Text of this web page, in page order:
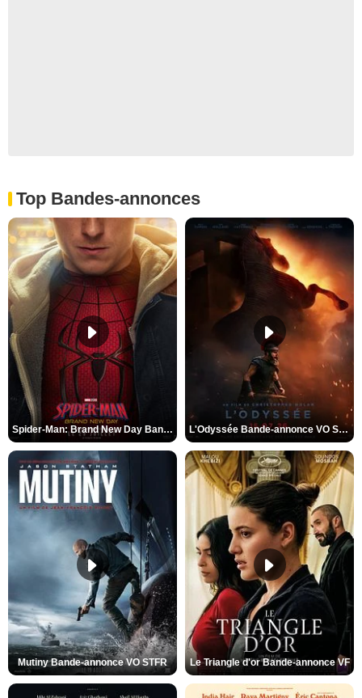
Top Bandes-annonces
Spider-Man: Brand New Day Bande-annonce VO STFR L'Odyssée Bande-annonce VO STFR
Mutiny Bande-annonce VO STFR Le Triangle d'or Bande-annonce VF